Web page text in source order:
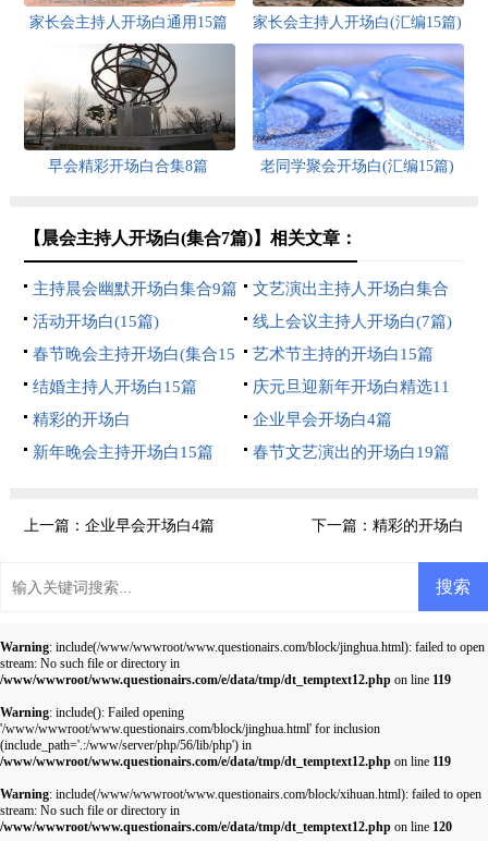
家长会主持人开场白通用15篇 家长会主持人开场白(汇编15篇)
早会精彩开场白合集8篇 老同学聚会开场白(汇编15篇)
【晨会主持人开场白(集合7篇)】相关文章：
主持晨会幽默开场白集合9篇
文艺演出主持人开场白集合
15篇
活动开场白(15篇)
线上会议主持人开场白(7篇)
春节晚会主持开场白(集合15
篇)
艺术节主持的开场白15篇
结婚主持人开场白15篇
庆元旦迎新年开场白精选11
篇
精彩的开场白
企业早会开场白4篇
新年晚会主持开场白15篇
春节文艺演出的开场白19篇
上一篇： 企业早会开场白4篇 下一篇：精彩的开场白
Warning: include(/www/wwwroot/www.questionairs.com/block/jinghua.html): failed to open
stream: No such file or directory in
/www/wwwroot/www.questionairs.com/e/data/tmp/dt_temptext12.php on line 119
Warning: include(): Failed opening
'/www/wwwroot/www.questionairs.com/block/jinghua.html' for inclusion
(include_path='.:/www/server/php/56/lib/php') in
/www/wwwroot/www.questionairs.com/e/data/tmp/dt_temptext12.php on line 119
Warning: include(/www/wwwroot/www.questionairs.com/block/xihuan.html): failed to open
stream: No such file or directory in
/www/wwwroot/www.questionairs.com/e/data/tmp/dt_temptext12.php on line 120